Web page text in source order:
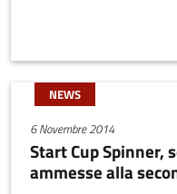
NEWS
6 Novembre 2014
Start Cup Spinner,
ammesse alla